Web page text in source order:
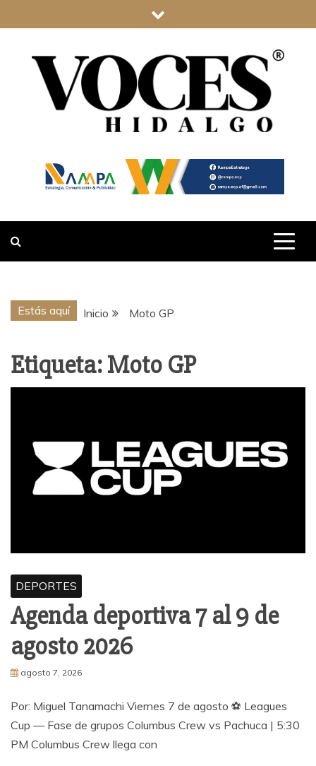
al
VOCES
HIDALGO
Estás aquí Inicio Moto GP
Etiqueta:Moto GP
DEPORTES
Agenda deportiva 7 al 9 de
agosto 2026
agosto 7, 2026
Por: Miguel Tanamachi Viernes 7 de agosto ⚽ Leagues
Cup — Fase de grupos Columbus Crew vs Pachuca | 5:30
PM Columbus Crew llega con